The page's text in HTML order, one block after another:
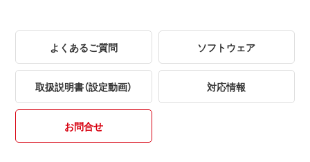
よくあるご質問 ソフトウェア
取扱説明書（設定動画） 対応情報
お問合せ